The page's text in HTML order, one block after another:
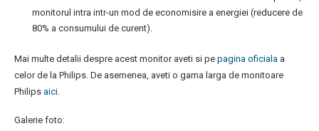
monitorul intra intr-un mod de economisire a energiei (reducere de
80% a consumului de curent).
Mai multe detalii despre acest monitor aveti si pe pagina oficiala a
celor de la Philips. De asemenea, aveti o gama larga de monitoare
Philips aici.
Galerie foto: